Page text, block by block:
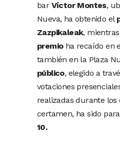
bar Víctor Montes,
Nueva, ha obtenido el
Zazpikaleak,
premioha recaído en
también en la Plaza
público, elegido a
votaciones
realizadas durante los
certamen, ha sido para
10.